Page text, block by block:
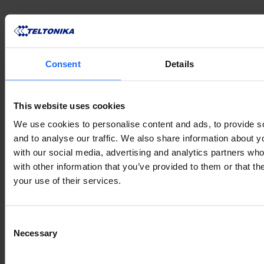
Consent Details
This website uses cookies
We use cookies to personalise content and ads, to provide
and to analyse our traffic. We also share information about
with our social media, advertising and analytics partners
with other information that you’ve provided to them or that
your use of their services.
Selection
Necessary
VERWANDTE
PRODUKTE
Mehr anzeigen
VERWANDTES